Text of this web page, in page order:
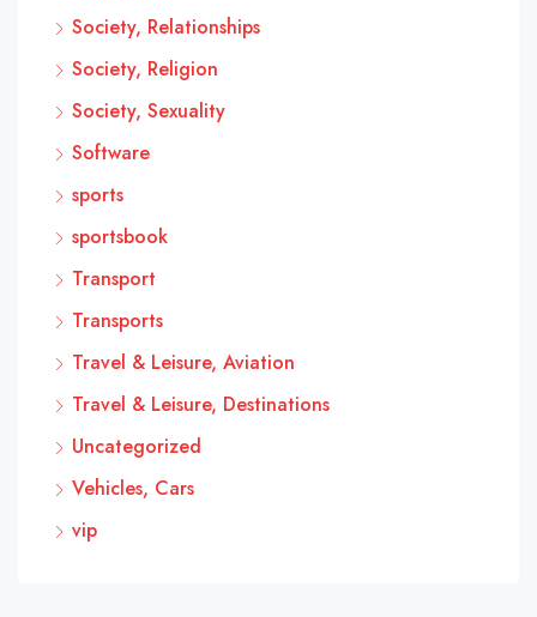
Society, Relationships
Society, Religion
Society, Sexuality
Software
sports
sportsbook
Transport
Transports
Travel & Leisure, Aviation
Travel & Leisure, Destinations
Uncategorized
Vehicles, Cars
vip